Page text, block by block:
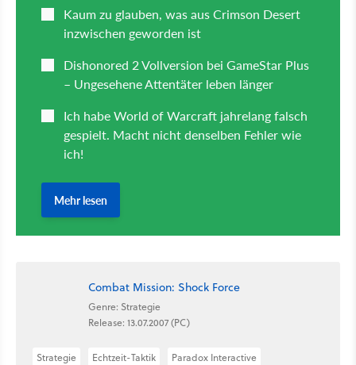
Combat Mission: Shock Force
Genre: Strategie
Release: 13.07.2007 (PC)
Strategie Echtzeit-Taktik Paradox Interactive